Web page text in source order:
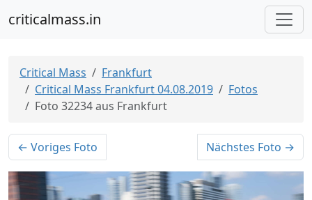
criticalmass.in
Critical Mass
Frankfurt
Critical Mass Frankfurt 04.08.2019
Fotos
Foto 32234 aus Frankfurt
← Voriges Foto Nächstes Foto →